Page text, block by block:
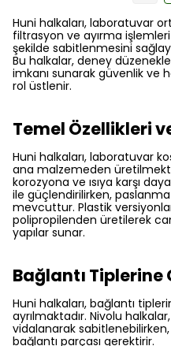
Huni halkaları, laboratuvar
filtrasyon ve ayırma
şekilde sabitlenmesini
Bu halkalar, deney
imkanı sunarak güvenlik ve
rol üstlenir.
Temel Özellikleri
Huni halkaları, laboratuvar
ana malzemeden
korozyona ve ısıya karşı
ile güçlendirilirken,
mevcuttur. Plastik
polipropilenden üretilerek
yapılar sunar.
Bağlantı Tiplerine
Huni halkaları, bağlantı
ayrılmaktadır. Nivolu
vidalanarak
bağlantı parçası gerektirir.